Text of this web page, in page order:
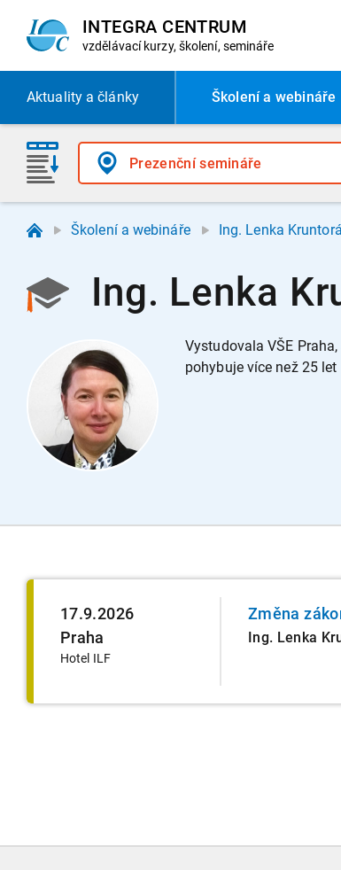
INTEGRA CENTRUM
vzdělávací kurzy, školení, semináře
Aktualitya články Školení a webináře
Školení a webináře Ing. Lenka
Ing. Lenka
Vystudovala VŠE
pohybuje více než 25
17.9.2026
Praha
Hotel ILF
Změna
Ing. Lenka